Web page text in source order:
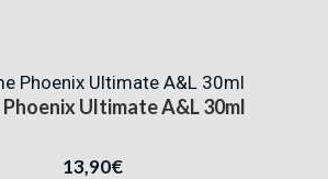
Ultimate A&L 30ml
13,90€